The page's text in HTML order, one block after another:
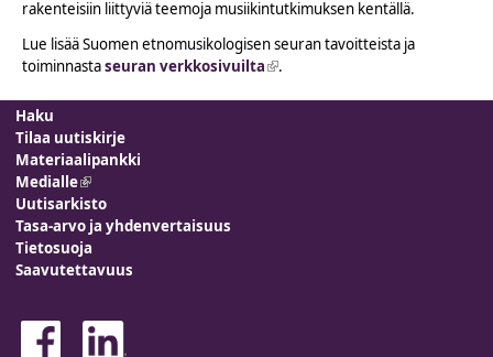
rakenteisiin liittyviä teemoja musiikintutkimuksen kentällä.
Lue lisää Suomen etnomusikologisen seuran tavoitteista ja
toiminnastaseuran verkkosivuilta(link is external)
.
Haku
Tilaa uutiskirje
Materiaalipankki
Medialle(link is external)
Uutisarkisto
Tasa-arvo ja yhdenvertaisuus
Tietosuoja
Saavutettavuus